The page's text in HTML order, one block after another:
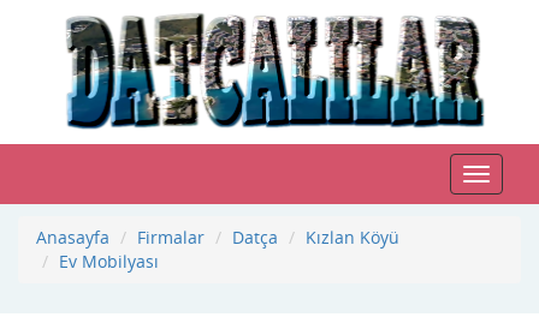
Toggle
Anasayfa
Firmalar Datça
Kızlan Köyü
Ev Mobilyası